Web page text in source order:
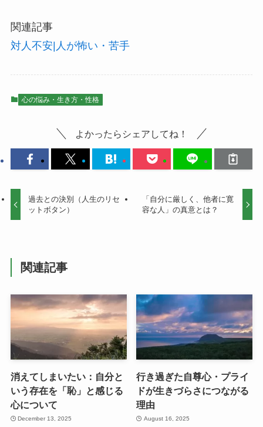
関連記事
対人不安|人が怖い・苦手
心の悩み・生き方・性格
よかったらシェアしてね！
過去との決別（人生のリセ
ットボタン）
「自分に厳しく、他者に寛
容な人」の真意とは？
関連記事
消えてしまいたい：自分と
いう存在を「恥」と感じる
心について
December 13, 2025
行き過ぎた自尊心・プライ
ドが生きづらさにつながる
理由
August 16, 2025